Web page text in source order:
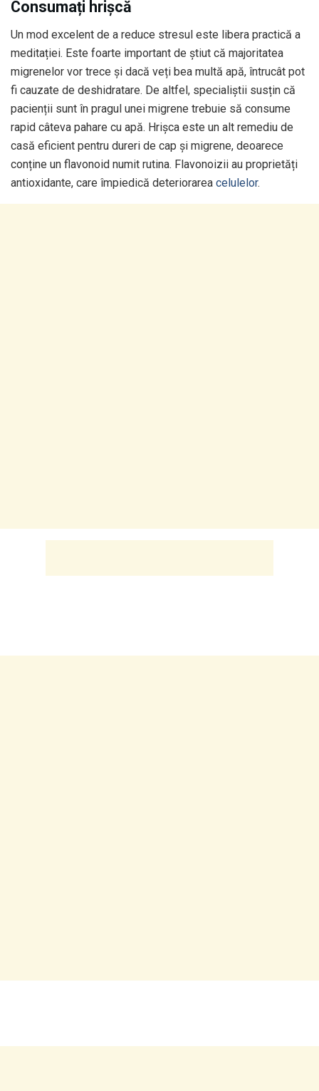
Consumați hrișcă
Un mod excelent de a reduce stresul este libera practică a
meditației. Este foarte important de știut că majoritatea
migrenelor vor trece și dacă veți bea multă apă, întrucât pot
fi cauzate de deshidratare. De altfel, specialiștii susțin că
pacienții sunt în pragul unei migrene trebuie să consume
rapid câteva pahare cu apă. Hrișca este un alt remediu de
casă eficient pentru dureri de cap și migrene, deoarece
conține un flavonoid numit rutina. Flavonoizii au proprietăți
antioxidante, care împiedică deteriorarea celulelor.